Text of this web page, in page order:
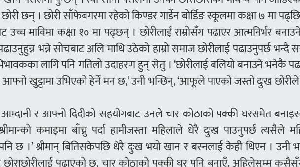
छन् । छोरी साँफेबगरमा रहेको किण्डर गार्डेन बोर्डिङ स्कूलमा कक्षा ७ मा
उच्च माविमा कक्षा १० मा पढ्छन् । छोरीलाई राम्रोसँग पढाएर आत्मनिर्भर
भन्ने सोचबाट अलि माथि उठेको हाम्रो समाज छोरीलाई पढाउनुपर्छ भन्दै
लागि पनि गतिलो उदाहरण हुन् सेतु । ‘छोरीलाई बलियो बनाउने भनेकै
आफ्नो खुट्टामा उभिएको हेर्ने मन छ,’ उनी भन्छिन्, ‘आफूले पाएको जस्तो दुःख
र आफ्नो दिदीको सहयोगबाट उनले चार कोठाको पक्की घरसमेत
कमाइमा बाँच्नु पर्दा हामीजस्ता महिलाले धेरै दुःख पाउनुपर्छ त्यसैले
छ ।’ श्रीमान् बितिसकेपछि धेरै दुःख भयो खान र बस्नलाई केही थिएन । उनी